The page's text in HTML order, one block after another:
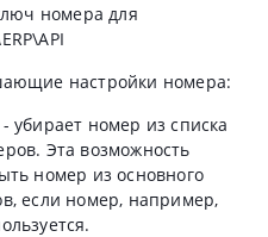
номера для
настройки номера:
- убирает номер из списка
Эта возможность
номер из основного
если номер, например,